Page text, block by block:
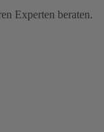
Experten beraten.